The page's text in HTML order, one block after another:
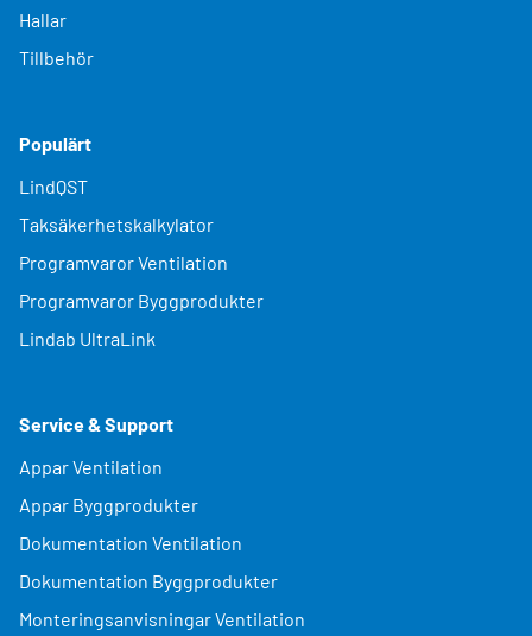
Hallar
Tillbehör
Populärt
LindQST
Taksäkerhetskalkylator
Programvaror Ventilation
Programvaror Byggprodukter
Lindab UltraLink
Service & Support
Appar Ventilation
Appar Byggprodukter
Dokumentation Ventilation
Dokumentation Byggprodukter
Monteringsanvisningar Ventilation